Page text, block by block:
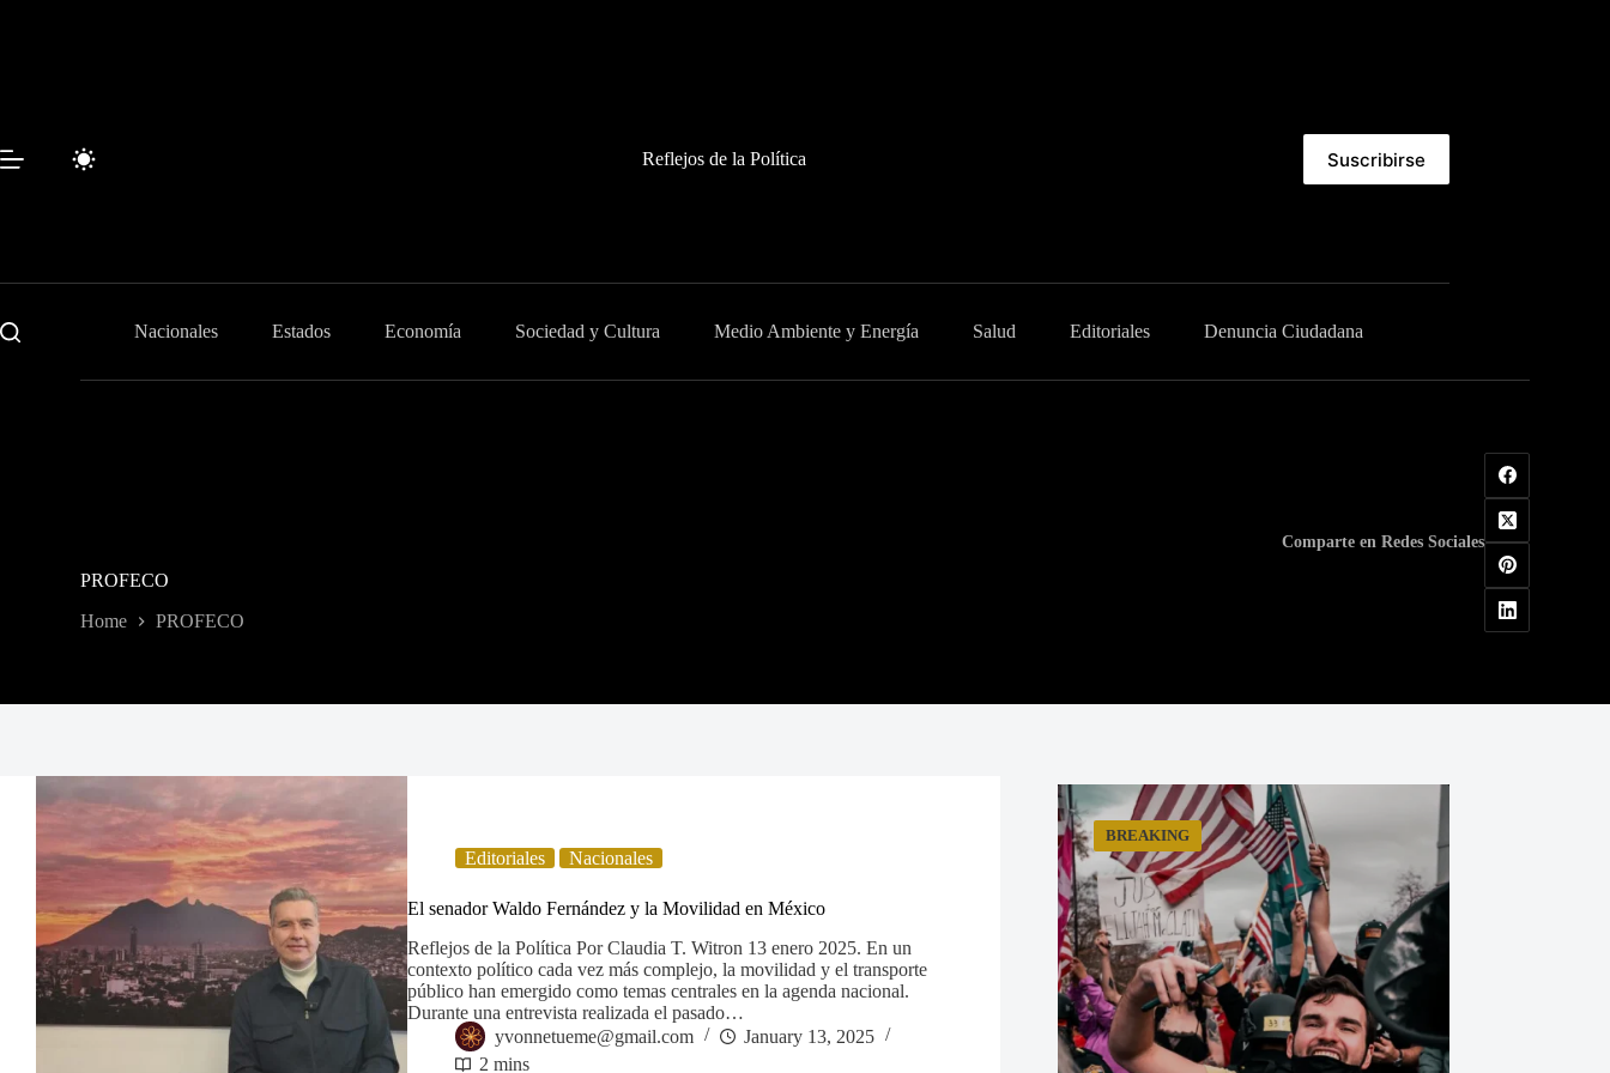
Reflejos de la Política Suscribirse
Nacionales Estados Economía Sociedad y Cultura Medio Ambiente y Energía Salud Editoriales Denuncia Ciudadana
PROFECO
Home PROFECO
Comparte en Redes Sociales
Editoriales Nacionales
El senador Waldo Fernández y la Movilidad en México
Reflejos de la Política Por Claudia T. Witron 13 enero 2025. En un
contexto político cada vez más complejo, la movilidad y el transporte
público han emergido como temas centrales en la agenda nacional.
Durante una entrevista realizada el pasado…
yvonnetueme@gmail.com
January 13, 2025
2 mins
BREAKING